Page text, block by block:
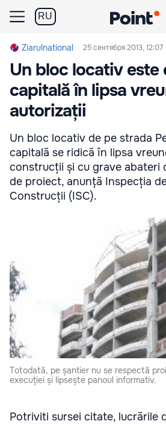
RU
Ziarulnational 25 сентября 2013, 12:07
Un bloc locativ
capitală în lipsa
autorizații
Un bloc locativ de pe strada
capitală se ridică în lipsa
construcții și cu grave abateri
de proiect, anunță Inspecția
Construcții (ISC).
Totodată, pe șantier nu se respectă
execuției și lipsește panoul informativ.
Potriviti sursei citate, lucrările